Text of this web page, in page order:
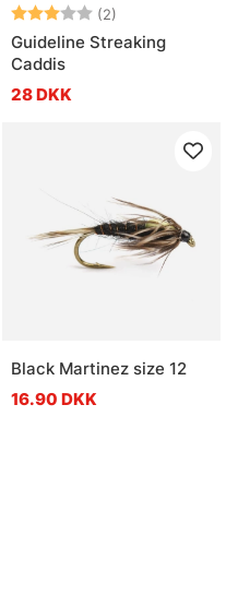
Vurdering: (2)
Guideline Streaking
Caddis
28 DKK
Black Martinez size 12
16.90 DKK